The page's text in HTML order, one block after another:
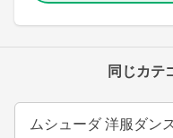
同じカテ
ムシューダ 洋服ダン